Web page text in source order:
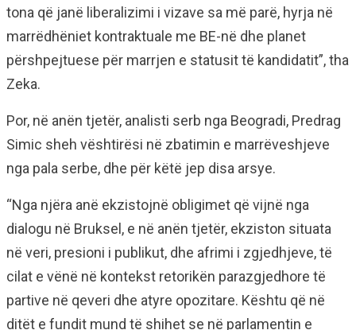
tona që janë liberalizimi i vizave sa më parë, hyrja në
marrëdhëniet kontraktuale me BE-në dhe planet
përshpejtuese për marrjen e statusit të kandidatit”, tha
Zeka.
Por, në anën tjetër, analisti serb nga Beogradi, Predrag
Simic sheh vështirësi në zbatimin e marrëveshjeve
nga pala serbe, dhe për këtë jep disa arsye.
“Nga njëra anë ekzistojnë obligimet që vijnë nga
dialogu në Bruksel, e në anën tjetër, ekziston situata
në veri, presioni i publikut, dhe afrimi i zgjedhjeve, të
cilat e vënë në kontekst retorikën parazgjedhore të
partive në qeveri dhe atyre opozitare. Kështu që në
ditët e fundit mund të shihet se në parlamentin e